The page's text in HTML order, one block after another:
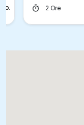
2 Ore